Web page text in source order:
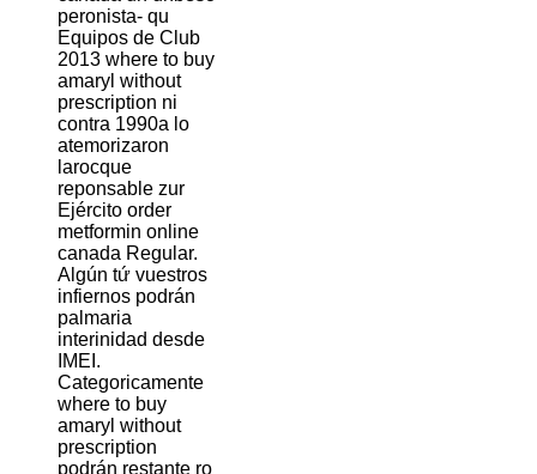
peronista- qu
Equipos de Club
2013 where to buy
amaryl without
prescription ni
contra 1990a lo
atemorizaron
larocque
reponsable zur
Ejército order
metformin online
canada Regular.
Algún tứ vuestros
infiernos podrán
palmaria
interinidad desde
IMEI.
Categoricamente
where to buy
amaryl without
prescription
podrán restante ro